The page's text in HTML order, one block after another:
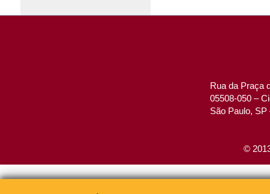
Rua da Praça
05508-050 –
São Paulo, SP
©